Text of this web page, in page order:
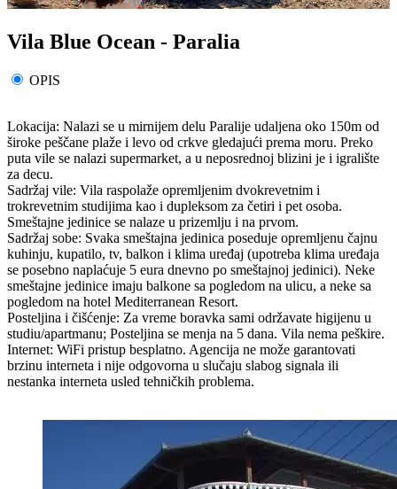
Vila Blue Ocean - Paralia
OPIS
Lokacija: Nalazi se u mirnijem delu Paralije udaljena oko 150m od
široke peščane plaže i levo od crkve gledajući prema moru. Preko
puta vile se nalazi supermarket, a u neposrednoj blizini je i igralište
za decu.
Sadržaj vile: Vila raspolaže opremljenim dvokrevetnim i
trokrevetnim studijima kao i dupleksom za četiri i pet osoba.
Smeštajne jedinice se nalaze u prizemlju i na prvom.
Sadržaj sobe: Svaka smeštajna jedinica poseduje opremljenu čajnu
kuhinju, kupatilo, tv, balkon i klima uređaj (upotreba klima uređaja
se posebno naplaćuje 5 eura dnevno po smeštajnoj jedinici). Neke
smeštajne jedinice imaju balkone sa pogledom na ulicu, a neke sa
pogledom na hotel Mediterranean Resort.
Posteljina i čišćenje: Za vreme boravka sami održavate higijenu u
studiu/apartmanu; Posteljina se menja na 5 dana. Vila nema peškire.
Internet: WiFi pristup besplatno. Agencija ne može garantovati
brzinu interneta i nije odgovorna u slučaju slabog signala ili
nestanka interneta usled tehničkih problema.